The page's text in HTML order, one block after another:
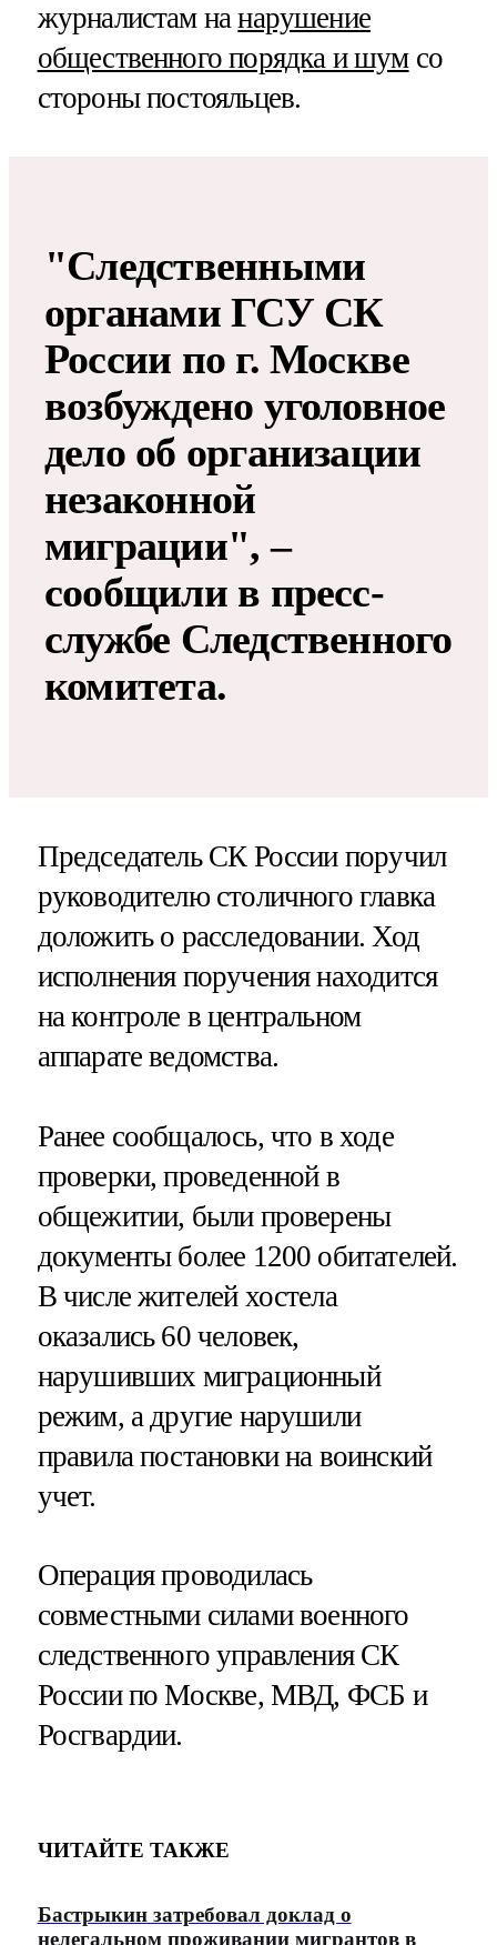
журналистам нанарушение
общественного порядка и шумсо
стороны постояльцев.
"Следственными
органами ГСУ СК
России по г. Москве
возбуждено уголовное
дело об организации
незаконной
миграции", –
сообщили в пресс-
службе Следственного
комитета.
Председатель СК России поручил
руководителю столичного главка
доложить о расследовании. Ход
исполнения поручения находится
на контроле в центральном
аппарате ведомства.
Ранее сообщалось, что в ходе
проверки, проведенной в
общежитии, были проверены
документы более 1200 обитателей.
В числе жителей хостела
оказались 60 человек,
нарушивших миграционный
режим, а другие нарушили
правила постановки на воинский
учет.
Операция проводилась
совместными силами военного
следственного управления СК
России по Москве, МВД, ФСБ и
Росгвардии.
ЧИТАЙТЕ ТАКЖЕ
Бастрыкин затребовал доклад о
нелегальном проживании мигрантов в